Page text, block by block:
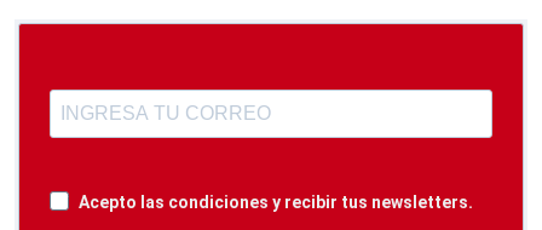
Acepto las condiciones y recibir tus newsletters.